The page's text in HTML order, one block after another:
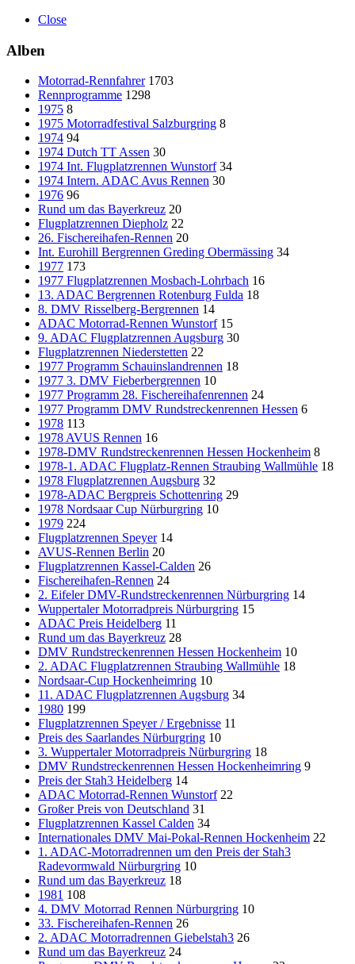
Close
Alben
Motorrad-Rennfahrer 1703
Rennprogramme 1298
1975 8
1975 Motorradfestival Salzburgring 8
1974 94
1974 Dutch TT Assen 30
1974 Int. Flugplatzrennen Wunstorf 34
1974 Intern. ADAC Avus Rennen 30
1976 96
Rund um das Bayerkreuz 20
Flugplatzrennen Diepholz 22
26. Fischereihafen-Rennen 20
Int. Eurohill Bergrennen Greding Obermässing 34
1977 173
1977 Flugplatzrennen Mosbach-Lohrbach 16
13. ADAC Bergrennen Rotenburg Fulda 18
8. DMV Risselberg-Bergrennen 14
ADAC Motorrad-Rennen Wunstorf 15
9. ADAC Flugplatzrennen Augsburg 30
Flugplatzrennen Niederstetten 22
1977 Programm Schauinslandrennen 18
1977 3. DMV Fieberbergrennen 10
1977 Programm 28. Fischereihafenrennen 24
1977 Programm DMV Rundstreckenrennen Hessen 6
1978 113
1978 AVUS Rennen 16
1978-DMV Rundstreckenrennen Hessen Hockenheim 8
1978-1. ADAC Flugplatz-Rennen Straubing Wallmühle 18
1978 Flugplatzrennen Augsburg 32
1978-ADAC Bergpreis Schottenring 29
1978 Nordsaar Cup Nürburgring 10
1979 224
Flugplatzrennen Speyer 14
AVUS-Rennen Berlin 20
Flugplatzrennen Kassel-Calden 26
Fischereihafen-Rennen 24
2. Eifeler DMV-Rundstreckenrennen Nürburgring 14
Wuppertaler Motorradpreis Nürburgring 15
ADAC Preis Heidelberg 11
Rund um das Bayerkreuz 28
DMV Rundstreckenrennen Hessen Hockenheim 10
2. ADAC Flugplatzrennen Straubing Wallmühle 18
Nordsaar-Cup Hockenheimring 10
11. ADAC Flugplatzrennen Augsburg 34
1980 199
Flugplatzrennen Speyer / Ergebnisse 11
Preis des Saarlandes Nürburgring 10
3. Wuppertaler Motorradpreis Nürburgring 18
DMV Rundstreckenrennen Hessen Hockenheimring 9
Preis der Stah3 Heidelberg 14
ADAC Motorrad-Rennen Wunstorf 22
Großer Preis von Deutschland 31
Flugplatzrennen Kassel Calden 34
Internationales DMV Mai-Pokal-Rennen Hockenheim 22
1. ADAC-Motorradrennen um den Preis der Stah3
Radevormwald Nürburgring 10
Rund um das Bayerkreuz 18
1981 108
4. DMV Motorrad Rennen Nürburgring 10
33. Fischereihafen-Rennen 26
2. ADAC Motorradrennen Giebelstah3 26
Rund um das Bayerkreuz 24